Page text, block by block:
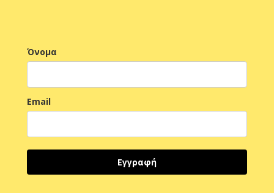
Όνομα
Email
Εγγραφή